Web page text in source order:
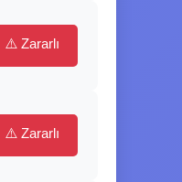
⚠️ Zararlı
⚠️ Zararlı